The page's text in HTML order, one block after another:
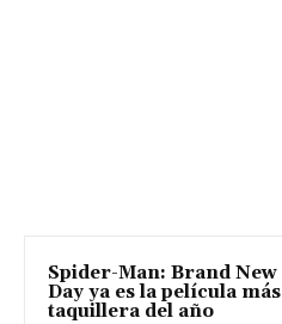
Spider-Man: Brand New
Day ya es la película más
taquillera del año